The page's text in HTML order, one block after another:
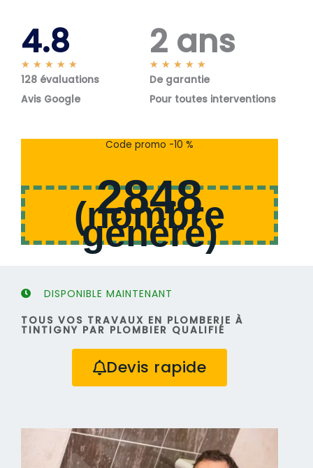
4.8
★ ★ ★ ★ ★
o
s
128 évaluations
Avis Google
2 ans
★ ★ ★ ★ ★
o
s
De garantie
Pour toutes interventions
Code promo -10 %
2848
(nombre
généré)
DISPONIBLE MAINTENANT
TOUS VOS TRAVAUX EN PLOMBERIE À
TINTIGNY PAR PLOMBIER QUALIFIÉ
Devis rapide